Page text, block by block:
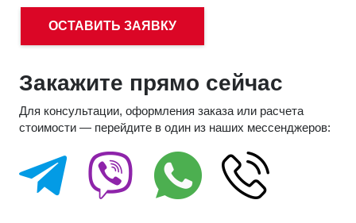
ОСТАВИТЬ ЗАЯВКУ
Закажите прямо сейчас
Для консультации, оформления заказа или расчета
стоимости — перейдите в один из наших мессенджеров: